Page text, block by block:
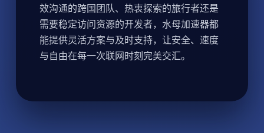
效沟通的跨国团队、热衷探索的旅行者还是
需要稳定访问资源的开发者，水母加速器都
能提供灵活方案与及时支持，让安全、速度
与自由在每一次联网时刻完美交汇。